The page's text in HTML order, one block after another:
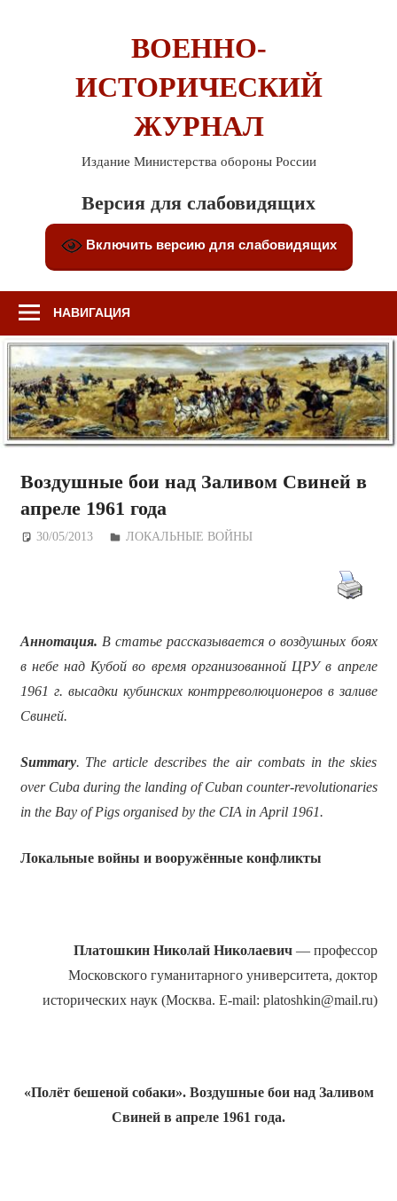
ВОЕННО-
ИСТОРИЧЕСКИЙ
ЖУРНАЛ
Издание Министерства обороны России
Версия для слабовидящих
Включить версию для слабовидящих
НАВИГАЦИЯ
Воздушные бои над Заливом Свиней в
апреле 1961 года
30/05/2013 Дежурный по Редакции
ЛОКАЛЬНЫЕ ВОЙНЫ
Аннотация. В статье рассказывается о воздушных боях
в небе над Кубой во время организованной ЦРУ в апреле
1961 г. высадки кубинских контрреволюционеров в заливе
Свиней.
Summary. The article describes the air combats in the skies
over Cuba during the landing of Cuban counter-revolutionaries
in the Bay of Pigs organised by the CIA in April 1961.
Локальные войны и вооружённые конфликты
Платошкин Николай Николаевич— профессор
Московского гуманитарного университета, доктор
исторических наук (Москва. E-mail: platoshkin@mail.ru)
«Полёт бешеной собаки». Воздушные бои над Заливом
Свиней в апреле 1961 года.